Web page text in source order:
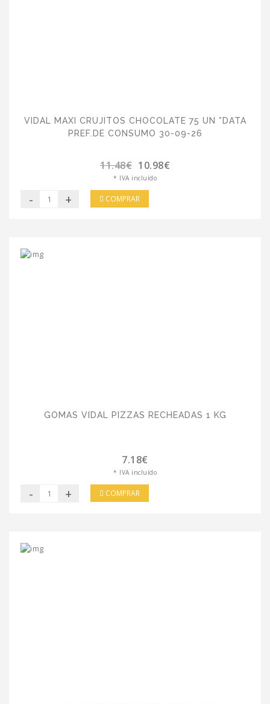
VIDAL MAXI CRUJITOS CHOCOLATE 75 UN *DATA
PREF.DE CONSUMO 30-09-26
11.48€ 10.98€
* IVA incluído
- + COMPRAR
GOMAS VIDAL PIZZAS RECHEADAS 1 KG
7.18€
* IVA incluído
- + COMPRAR